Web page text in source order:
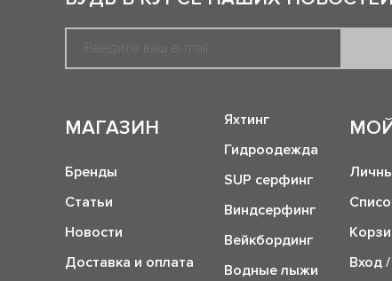
МАГАЗИН
Бренды
Статьи
Новости
Доставка и оплата
Яхтинг
Гидроодежда
SUP серфинг
Виндсерфинг
Вейкбординг
Водные лыжи
Вход